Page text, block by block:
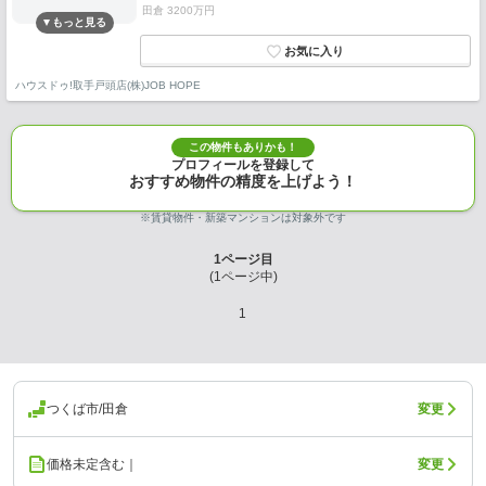
田倉 3200万円
ハウスドゥ!取手戸頭店(株)JOB HOPE
この物件もありかも！
プロフィールを登録して
おすすめ物件の精度を上げよう！
※賃貸物件・新築マンションは対象外です
1ページ目
(1ページ中)
1
つくば市/田倉 変更
価格未定含む｜ 変更